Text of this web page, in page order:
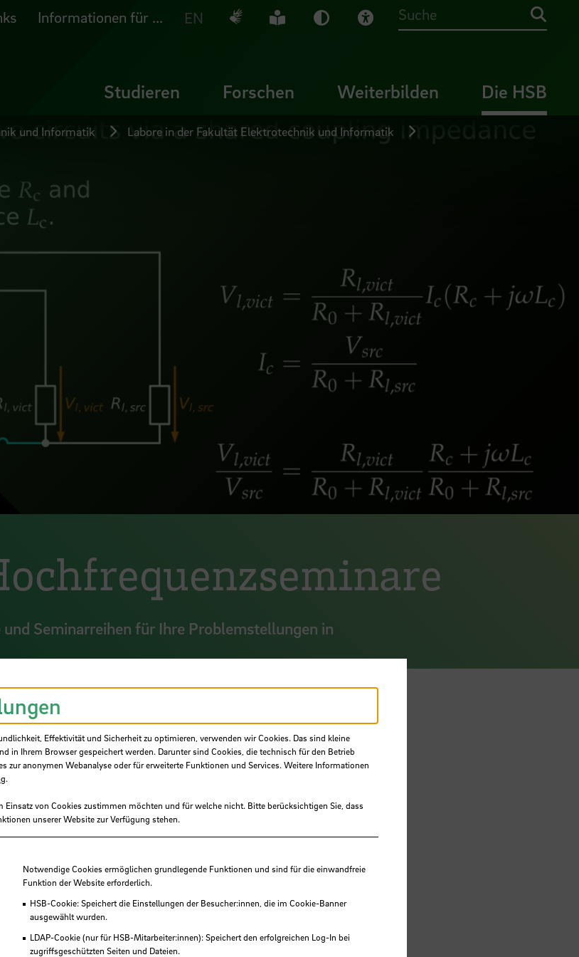
Informationen für ... EN Deutsche Gebärdensprache
Leichte Sprache
Dunkel-Modus
Visuelle Hilfe
Suche
Studieren Forschen Weiterbilden Die HSB
und Informatik
Labore in der Fakultät Elektrotechnik und Informatik
Seminarreihen für Ihre Problemstellungen in
und die Herangehensweise bei hohen
Anpassung, Wellen auf Leitungen,
Antennen?, Antennenparamter,
bei Immssionsmessungen
Effektivität und Sicherheit zu optimieren, verwenden wir Cookies. Das sind kleine
in Ihrem Browser gespeichert werden. Darunter sind Cookies, die technisch für den Betrieb
zur anonymen Webanalyse oder für erweiterte Funktionen und Services. Weitere Informationen
.
Einsatz von Cookies zustimmen möchten und für welche nicht. Bitte berücksichtigen Sie, dass
unserer Website zur Verfügung stehen.
Cookies
Notwendige Cookies ermöglichen grundlegende Funktionen und sind für die einwandfreie
Funktion der Website erforderlich.
HSB-Cookie: Speichert die Einstellungen der Besucher:innen, die im Cookie-Banner
ausgewählt wurden.
LDAP-Cookie (nur für HSB-Mitarbeiter:innen): Speichert den erfolgreichen Log-In bei
zugriffsgeschützten Seiten und Dateien.